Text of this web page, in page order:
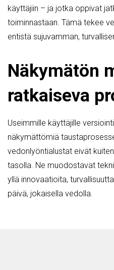
käyttäjiin – ja jotka oppivat
toiminnastaan. Tämä tekee
entistä sujuvamman,
Näkymätön
ratkaiseva
Useimmille käyttäjille
näkymättömiä
vedonlyöntialustat eivät
tasolla. Ne muodostavat
yllä innovaatioita,
päivä, jokaisella vedolla.